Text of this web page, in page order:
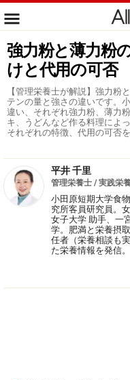
強力粉と薄力粉
けと代用の可否
【管理栄養士が解説】強力粉
テンの量と強さの違いです。
違い、それぞれ強力粉、薄力
キ、うどんなど作る料理によ
それぞれの特徴、代用の可否を
平井 千里
管理栄養士 / 実践栄
小田原短期大学食
究所客員研究員。
女子大学 助手、一
学。肥満と栄養摂
任者（栄養相談も
た栄養情報を発信。